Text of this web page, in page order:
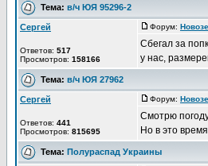
Тема: в/ч ЮЯ 95296-2
Сергей
Ответов: 517
Просмотров: 158166
Форум:
Сбегал за
у нас,
Тема: в/ч ЮЯ 27962
Сергей
Ответов: 441
Просмотров: 815695
Форум:
Смотрю
Но в это
Тема: Полураспад Украины